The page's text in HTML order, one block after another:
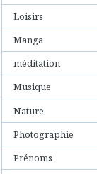
Loisirs
Manga
méditation
Musique
Nature
Photographie
Prénoms